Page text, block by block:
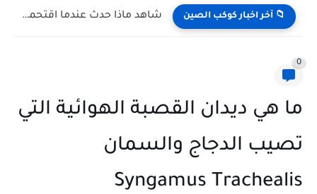
📁 آخر اخبار كوكب الصين شاهد كيف يتغلب النمس على الكوبرا في مواجهة تعتمد على...
0
ما هي ديدان القصبة الهوائية التي
تصيب الدجاج والسمان
Syngamus Trachealis